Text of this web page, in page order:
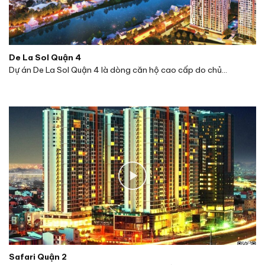
1 Vista Verde
Đáng,
Phường
Thạnh Mỹ
Lợi, Quận 2
365,693
m2
Xem chi
tiết
01 Phan Văn
Đáng,
Lợi, Quận 2
The Krista
537 Nguyễn
Duy Trinh,
Phường Bình
Trưng Tây,
Quận 2
81,644
m²
Xem chi
tiết
4
The Parc
Spring
537 Nguyễn
Duy Trinh,
Phường Bình
Trưng Tây,
Quận 2
312,153
m2
Xem chi
tiết
De La Sol Quận 4
Dự án De La Sol Quận 4 là dòng căn hộ cao cấp do chủ...
Safari Quận 2